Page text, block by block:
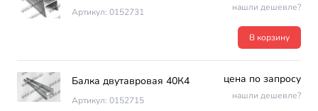
Артикул: 0152731 нашли дешевле?
В корзину
Балка двутавровая 40К4
Артикул: 0152715
цена по запросу
нашли дешевле?